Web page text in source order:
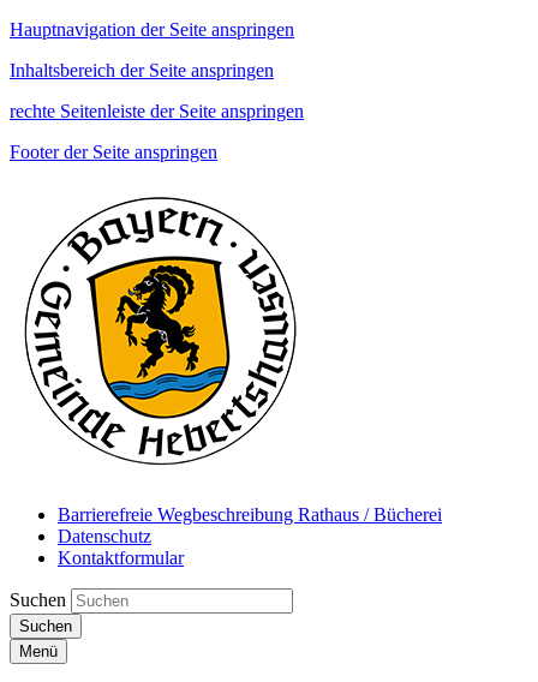
Hauptnavigation der Seite anspringen
Inhaltsbereich der Seite anspringen
rechte Seitenleiste der Seite anspringen
Footer der Seite anspringen
Barrierefreie Wegbeschreibung Rathaus / Bücherei
Datenschutz
Kontaktformular
Suchen
Suchen
Menü